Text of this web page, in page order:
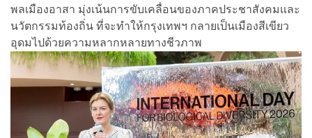
พลเมืองอาสา มุ่งเน้นการขับเคลื่อนของภาคประชาสังคมและ
นวัตกรรมท้องถิ่น ที่จะทำให้กรุงเทพฯ กลายเป็นเมืองสีเขียว
อุดมไปด้วยความหลากหลายทางชีวภาพ